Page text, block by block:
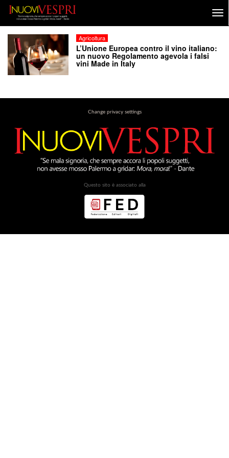
Agricoltura
L’Unione Europea contro il vino italiano:
un nuovo Regolamento agevola i falsi
vini Made in Italy
Change privacy settings
Questo sito è associato alla